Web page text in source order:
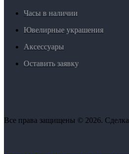
Часы в наличии
Ювелирные украшения
Аксессуары
Оставить заявку
Все права защищены © 2026. Сделка